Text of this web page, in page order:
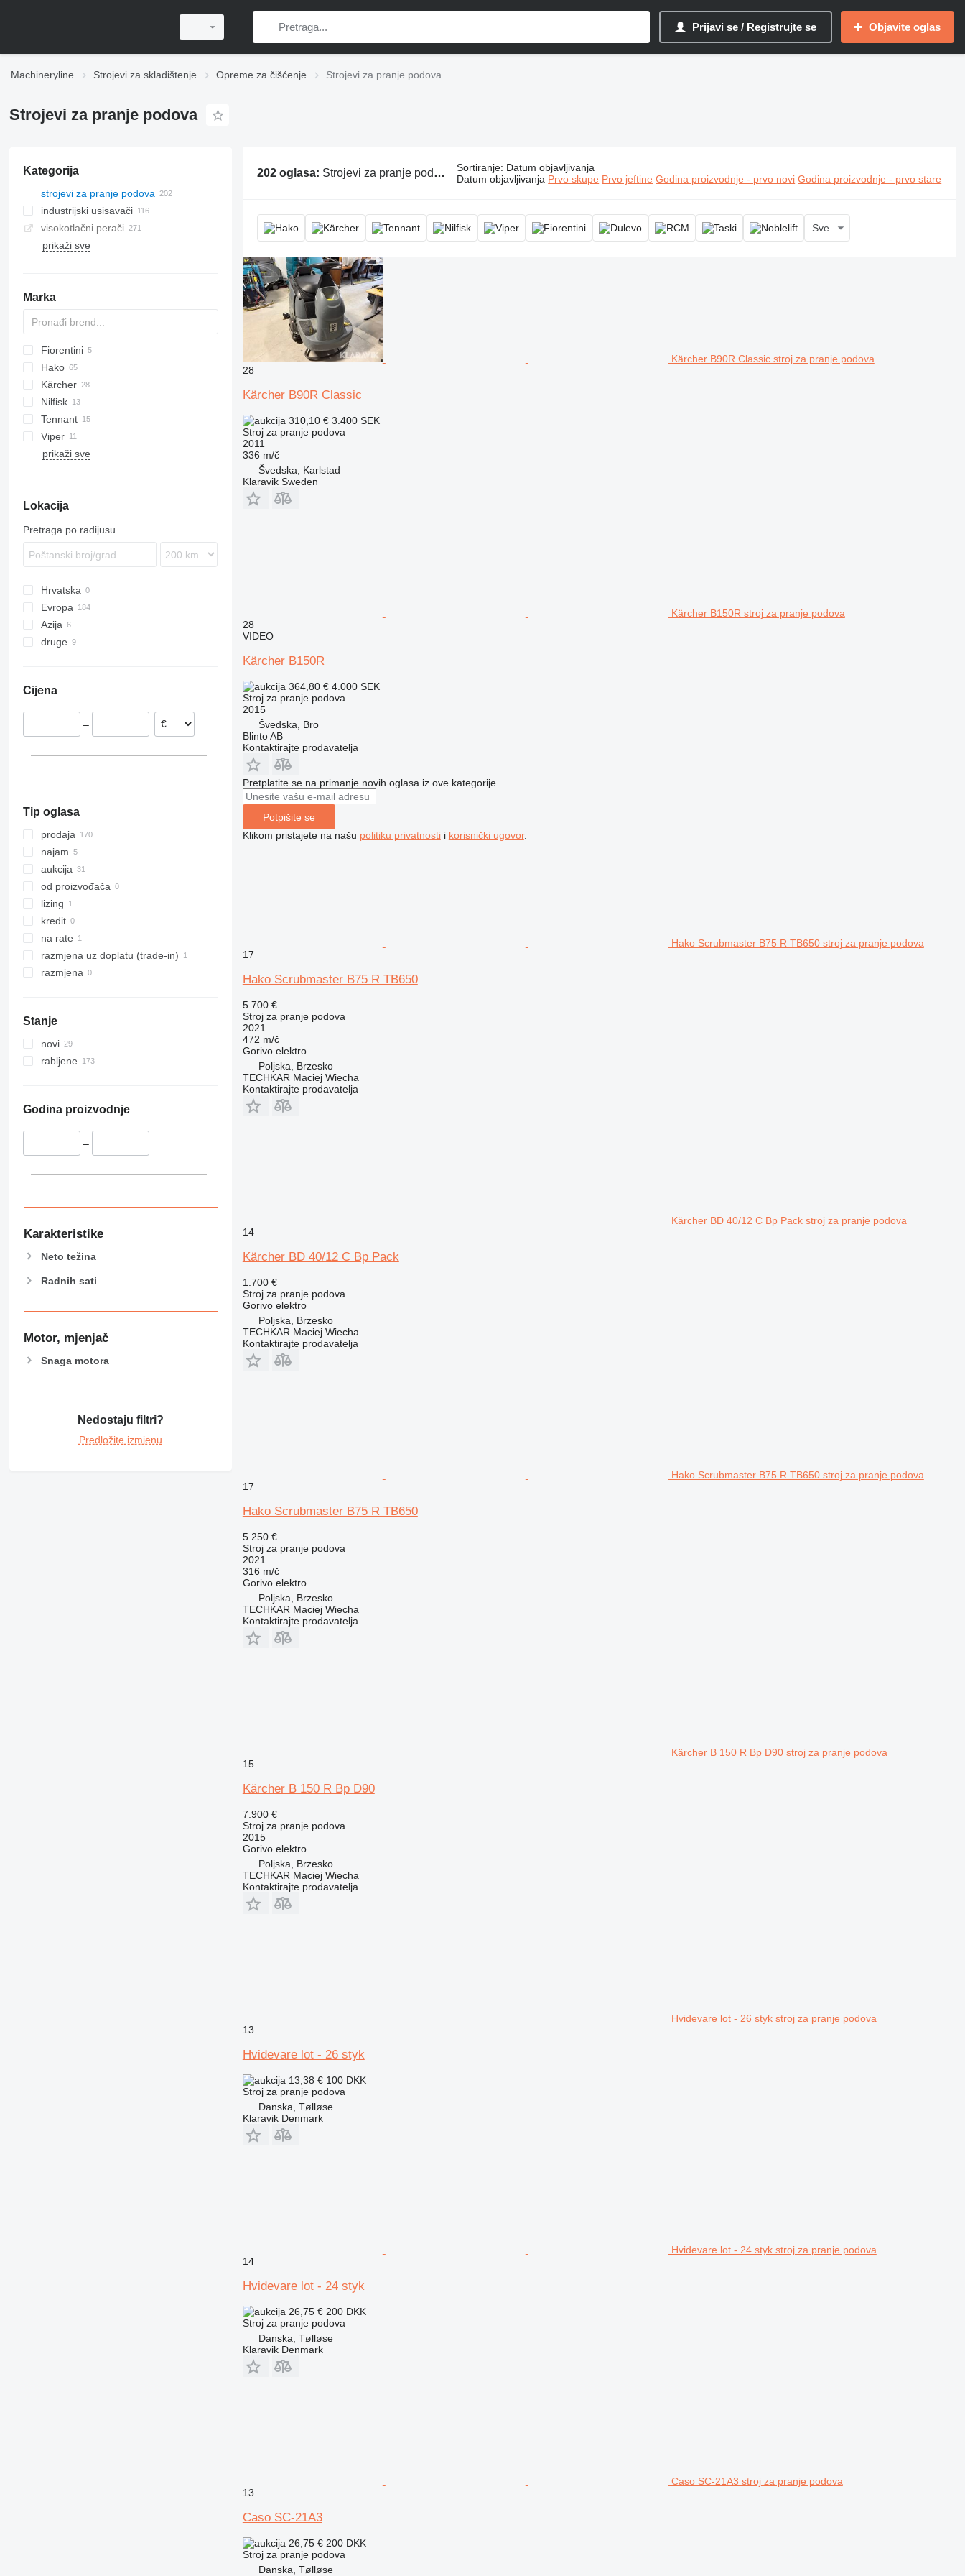
Prijavi se / Registrujte se Objavite oglas
Machineryline Strojevi za skladištenje Opreme za čišćenje Strojevi za pranje podova
Strojevi za pranje podova
Kategorija
strojevi za pranje podova
industrijski usisavači
visokotlačni perači
prikaži sve
Marka
100
1100
Fiorentini
Hako
Hakomatic B
Scrubmaster
Kärcher
B-series
Nilfisk
SC
Tennant
5680
7300
Viper
prikaži sve
Lokacija
Pretraga po radijusu
Hrvatska
Evropa
Njemačka
Belgija
Ujedinjeno Kraljevstvo
Azija
Uzbekistan
druge
Cijena
–
Tip oglasa
prodaja
najam
aukcija
od proizvođača
lizing
kredit
na rate
razmjena uz doplatu (trade-in)
razmjena
Stanje
novi
rabljene
Godina proizvodnje
–
Karakteristike
Neto težina
Radnih sati
Motor, mjenjač
Snaga motora
Nedostaju filtri?
Predložite izmjenu
202 oglasa: Strojevi za pranje podova Sortiranje: Datum objavljivanja
Datum objavljivanja Prvo skupe Prvo jeftine Godina proizvodnje - prvo novi Godina proizvodnje - prvo stare
Sve
Kärcher B90R Classic stroj za pranje podova
28
Kärcher B90R Classic
310,10 € 3.400 SEK
Stroj za pranje podova
2011
336 m/č
Švedska, Karlstad
Klaravik Sweden
Kärcher B150R stroj za pranje podova
28
VIDEO
Kärcher B150R
364,80 € 4.000 SEK
Stroj za pranje podova
2015
Švedska, Bro
Blinto AB
Kontaktirajte prodavatelja
Pretplatite se na primanje novih oglasa iz ove kategorije
Potpišite se
Klikom pristajete na našu politiku privatnostii korisnički ugovor.
Hako Scrubmaster B75 R TB650 stroj za pranje podova
17
Hako Scrubmaster B75 R TB650
5.700 €
Stroj za pranje podova
2021
472 m/č
Gorivo elektro
Poljska, Brzesko
TECHKAR Maciej Wiecha
Kontaktirajte prodavatelja
Kärcher BD 40/12 C Bp Pack stroj za pranje podova
14
Kärcher BD 40/12 C Bp Pack
1.700 €
Stroj za pranje podova
Gorivo elektro
Poljska, Brzesko
TECHKAR Maciej Wiecha
Kontaktirajte prodavatelja
Hako Scrubmaster B75 R TB650 stroj za pranje podova
17
Hako Scrubmaster B75 R TB650
5.250 €
Stroj za pranje podova
2021
316 m/č
Gorivo elektro
Poljska, Brzesko
TECHKAR Maciej Wiecha
Kontaktirajte prodavatelja
Kärcher B 150 R Bp D90 stroj za pranje podova
15
Kärcher B 150 R Bp D90
7.900 €
Stroj za pranje podova
2015
Gorivo elektro
Poljska, Brzesko
TECHKAR Maciej Wiecha
Kontaktirajte prodavatelja
Hvidevare lot - 26 styk stroj za pranje podova
13
Hvidevare lot - 26 styk
13,38 € 100 DKK
Stroj za pranje podova
Danska, Tølløse
Klaravik Denmark
Hvidevare lot - 24 styk stroj za pranje podova
14
Hvidevare lot - 24 styk
26,75 € 200 DKK
Stroj za pranje podova
Danska, Tølløse
Klaravik Denmark
Caso SC-21A3 stroj za pranje podova
13
Caso SC-21A3
26,75 € 200 DKK
Stroj za pranje podova
Danska, Tølløse